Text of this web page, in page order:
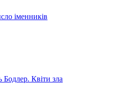
іменників
Бодлер. Квіти зла